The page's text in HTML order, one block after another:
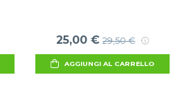
25,00 € 29,50 €
AGGIUNGI AL CARRELLO